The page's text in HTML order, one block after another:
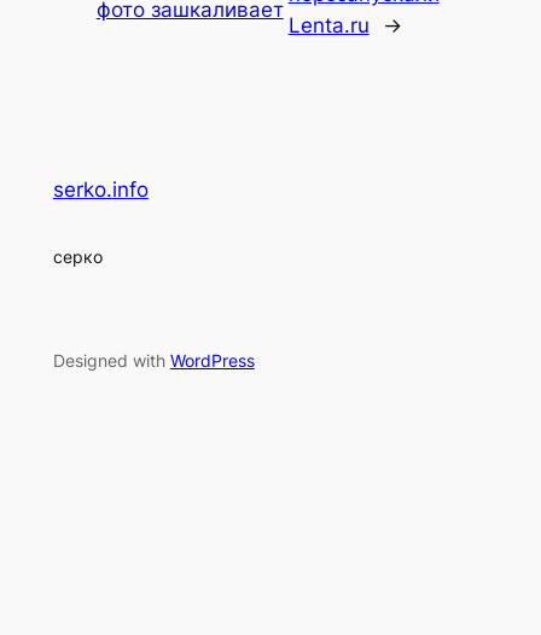
фото зашкаливает
Lenta.ru
→
serko.info
серко
Designed with WordPress